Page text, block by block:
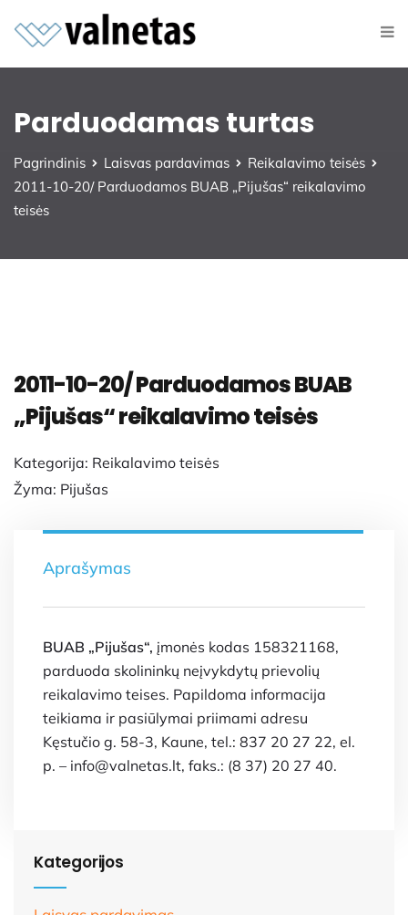
Parduodamas turtas
Pagrindinis Laisvas pardavimas
Reikalavimo teisės
2011-10-20/ Parduodamos BUAB „Pijušas“ reikalavimo
teisės
2011-10-20/ Parduodamos BUAB
„Pijušas“ reikalavimo teisės
Kategorija: Reikalavimo teisės
Žyma: Pijušas
Aprašymas
BUAB „Pijušas“, įmonės kodas 158321168,
parduoda skolininkų neįvykdytų prievolių
reikalavimo teises. Papildoma informacija
teikiama ir pasiūlymai priimami adresu
Kęstučio g. 58-3, Kaune, tel.: 837 20 27 22, el.
p. – info@valnetas.lt, faks.: (8 37) 20 27 40.
Kategorijos